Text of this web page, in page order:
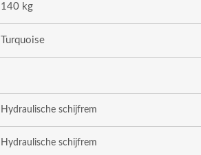
140 kg
Turquoise
Hydraulische schijfrem
Hydraulische schijfrem